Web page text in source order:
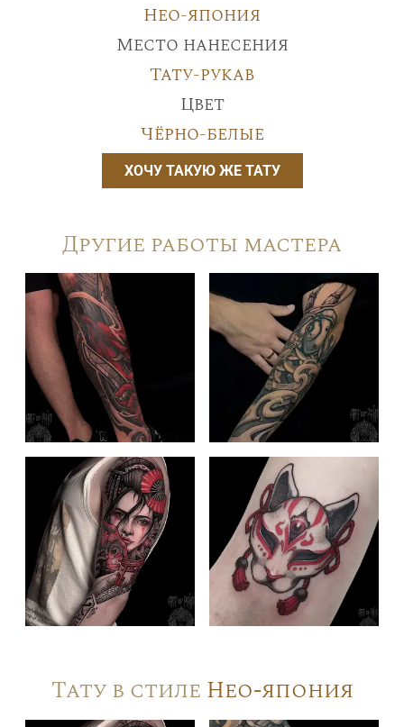
Нео-япония
Место нанесения
Тату-рукав
Цвет
Чёрно-белые
ХОЧУ ТАКУЮ ЖЕ ТАТУ
Другие работы мастера
Тату в стиле Нео-япония